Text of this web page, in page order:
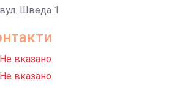
вул. Шведа 1
Не вказано
Не вказано